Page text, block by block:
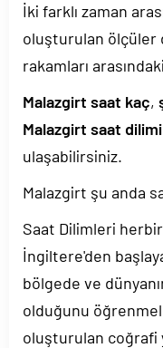
İki farklı zaman
oluşturulan ölçüler
rakamları
Malazgirt saat kaç,
Malazgirt saat dilimi
ulaşabilirsiniz.
Malazgirt şu anda
Saat Dilimleri
İngiltere'den
bölgede ve
olduğunu
oluşturulan coğrafi